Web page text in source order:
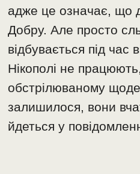
адже це означає, що
Добру. Але просто
відбувається під час
Нікополі не
обстрілюваному
залишилося, вони
йдеться у